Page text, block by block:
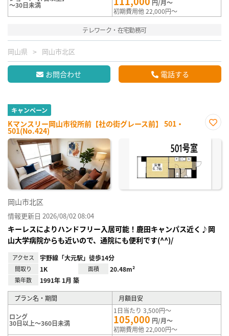
～30日未満
円/月～
初期費用他 22,000円～
テレワーク・在宅勤務可
岡山県 岡山市北区
お問合わせ 電話する
キャンペーン
Kマンスリー岡山市役所前【社の街グレース前】 501・
501(No.424)
に入
岡山市北区
情報更新日 2026/08/02 08:04
キーレスによりハンドフリー入居可能！鹿田キャンパス近く♪岡
山大学病院からも近いので、通院にも便利です(^^)/
アクセス 宇野線「大元駅」徒歩14分
間取り 1K 面積 20.48m²
築年数 1991年 1月 築
プラン名・期間 月額目安
ロング
30日以上～360日未満
1日当たり 3,500円～
105,000 円/月～
初期費用他 22,000円～